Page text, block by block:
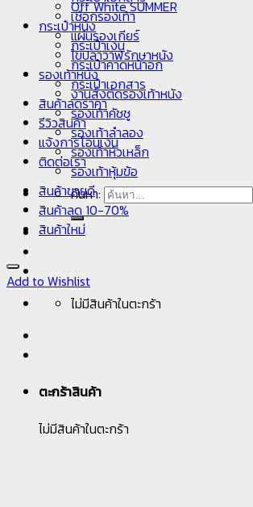
Off White SUMMER
กระเป๋าหนัง
กระเป๋าเงิน
กระเป๋าคาดหน้าอก
กระเป๋าเอกสาร
สินค้าลดราคา
รีวิวสินค้า
แจ้งการโอนเงิน
ติดต่อเรา
ค้นหา:
ไม่มีสินค้าในตะกร้า
ตะกร้าสินค้า
ไม่มีสินค้าในตะกร้า
เชือกรองเท้า
แผ่นรองเกียร์
ไขปลาวาฬรักษาหนัง
รองเท้าหนัง
งานสั่งตัดรองเท้าหนัง
รองเท้าคัชชู
รองเท้าลำลอง
รองเท้าหัวเหล็ก
รองเท้าหุ้มข้อ
สินค้าขายดี
สินค้าลด 10-70%
สินค้าใหม่
Add to Wishlist